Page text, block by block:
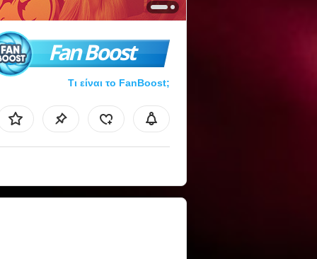
Fan Boost
Τι είναι το FanBoost;